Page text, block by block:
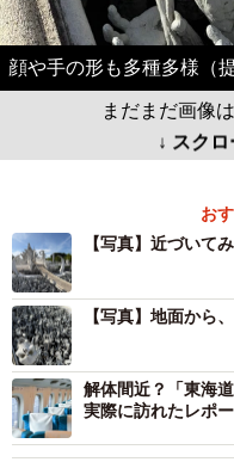
顔や手の形も多種多様（
まだまだ画像
↓ スク
お
【写真】近づいて
【写真】地面から
解体間近？「東海
実際に訪れたレポ